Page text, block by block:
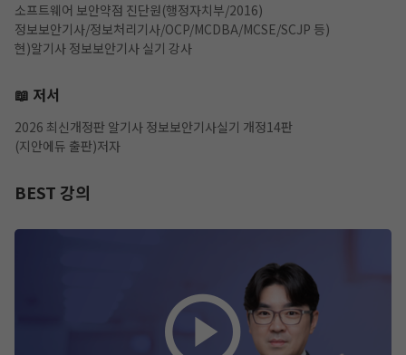
시 수강일 3일 자동 연장! 실기 87% 적중 신화 정
소프트웨어 보안약점 진단원(행정자치부/2016)
정보보안기사/정보처리기사/OCP/MCDBA/MCSE/SCJP 등)
현)알기사 정보보안기사 실기 강사
📖 저서
2026 최신개정판 알기사 정보보안기사실기 개정14판
(지안에듀 출판)저자
BEST 강의